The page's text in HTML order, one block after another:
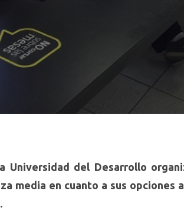
Universidad del Desarrollo
media en cuanto a sus